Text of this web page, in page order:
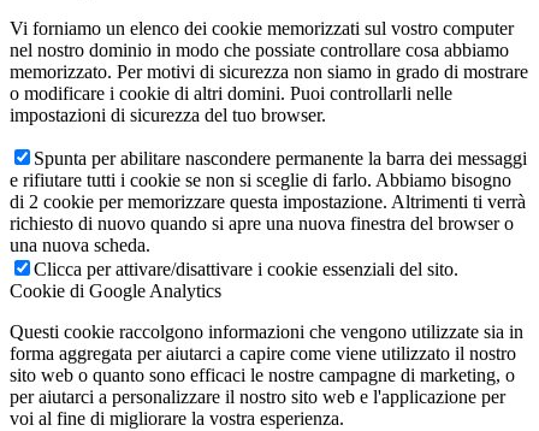
Vi forniamo un elenco dei cookie memorizzati sul vostro computer
nel nostro dominio in modo che possiate controllare cosa abbiamo
memorizzato. Per motivi di sicurezza non siamo in grado di mostrare
o modificare i cookie di altri domini. Puoi controllarli nelle
impostazioni di sicurezza del tuo browser.
Spunta per abilitare nascondere permanente la barra dei messaggi
e rifiutare tutti i cookie se non si sceglie di farlo. Abbiamo bisogno
di 2 cookie per memorizzare questa impostazione. Altrimenti ti verrà
richiesto di nuovo quando si apre una nuova finestra del browser o
una nuova scheda.
Clicca per attivare/disattivare i cookie essenziali del sito.
Cookie di Google Analytics
Questi cookie raccolgono informazioni che vengono utilizzate sia in
forma aggregata per aiutarci a capire come viene utilizzato il nostro
sito web o quanto sono efficaci le nostre campagne di marketing, o
per aiutarci a personalizzare il nostro sito web e l'applicazione per
voi al fine di migliorare la vostra esperienza.